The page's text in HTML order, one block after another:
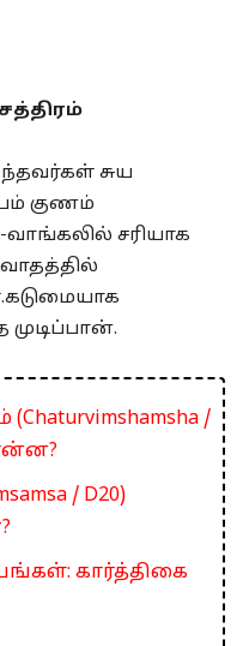
சுய
குணம்
சரியாக
/
/ D20)
கார்த்திகை